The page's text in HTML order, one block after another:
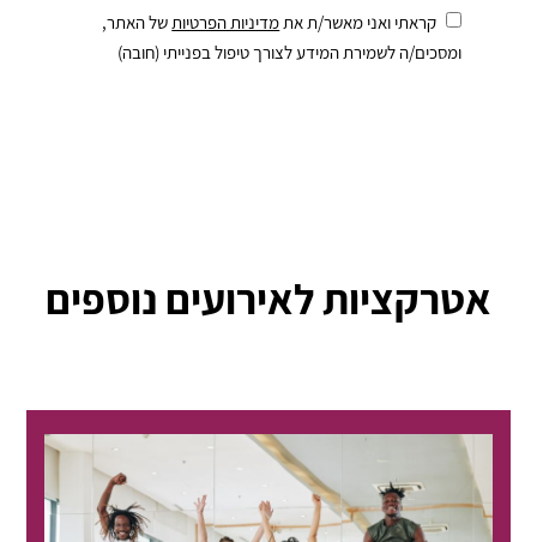
קראתי ואני מאשר/ת אתמדיניות הפרטיותשל האתר,
ומסכים/ה לשמירת המידע לצורך טיפול בפנייתי (חובה)
אטרקציות לאירועים נוספים